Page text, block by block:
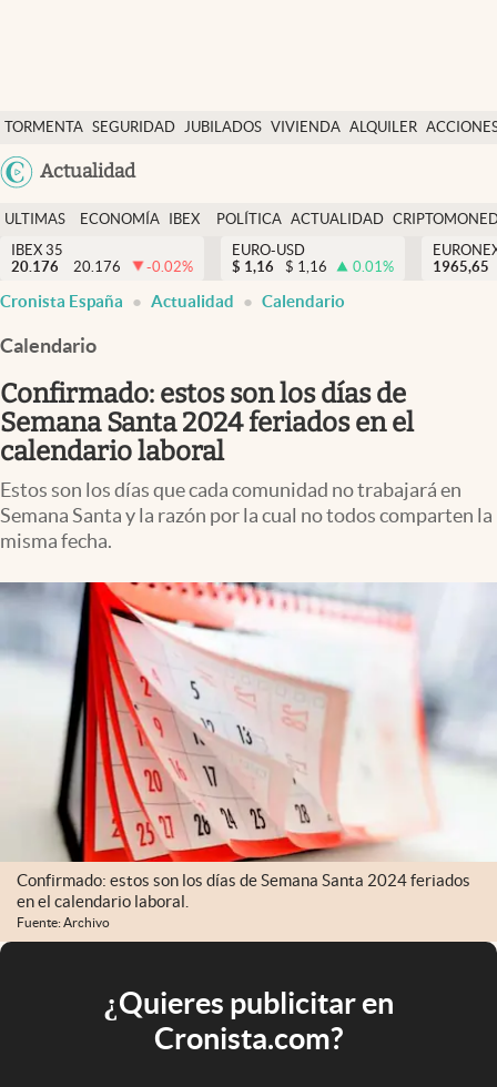
TORMENTA SEGURIDAD JUBILADOS VIVIENDA ALQUILER
USA
Actualidad
Economía y finanzas
Política
Actualidad
Criptomonedas
España
ULTIMAS
NOTICIAS
ECONOMÍA
FINANZAS
IBEX
EURO
POLÍTICA ACTUALIDAD
IBEX 35
20.176
20.176 -0.02%
EURO-USD
$ 1,16 $ 1,16 0.01%
1965,65
Cronista España Actualidad Calendario
Calendario
Confirmado: estos son los días de
Semana Santa 2024 feriados en el
calendario laboral
Estos son los días que cada comunidad no trabajará en
Semana Santa y la razón por la cual no todos comparten la
misma fecha.
Confirmado: estos son los días de Semana Santa 2024 feriados
en el calendario laboral.
Fuente: Archivo
¿Quieres publicitar en
Cronista.com?